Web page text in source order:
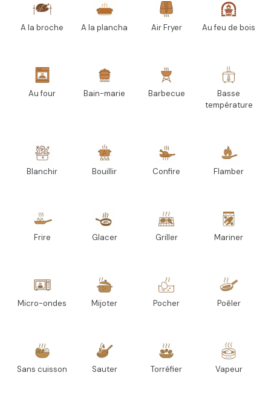
A la broche A la plancha Air Fryer Au feu de bois
Au four Bain-marie Barbecue
Basse
température
Blanchir Bouillir Confire Flamber
Frire Glacer Griller Mariner
Micro-ondes Mijoter Pocher Poêler
Sans cuisson Sauter Torréfier Vapeur